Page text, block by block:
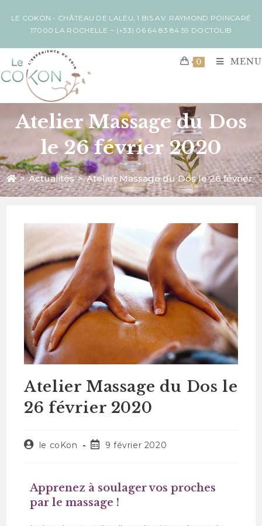
LE COKON - CHÂTEAU DE LALEU, 1 BIS AV. RAYMOND POINCARÉ
17000 LA ROCHELLE ~ (+33) 06 64 83 84 59 DOCTOLIB
0 MENU
Atelier Massage du Dos
le 26 février 2020
> Actualités > Atelier Massage du Dos le 26 février
Atelier Massage du Dos le
26 février 2020
le coKon 9 février 2020
Apprenez à soulager vos proches
par le massage !